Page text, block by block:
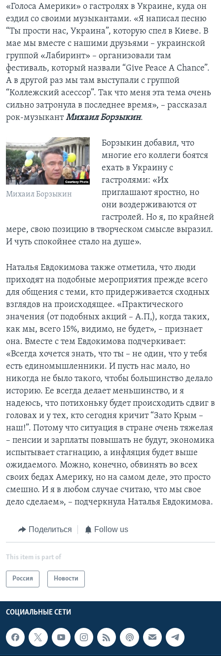
«Голоса Америки» о гастролях в Украине, куда он
ездил со своими музыкантами. «Я написал песню
“Ты прости нас, Украина”, которую спел в Киеве. В
мае мы вместе с нашими друзьями – украинской
группой «Лабиринт» – организовали там
фестиваль, который назвали “Give Peace A Chance”.
А в другой раз мы там выступали с группой
“Коллежский асессор”. Так что меня эта тема очень
сильно затронула в последнее время», – рассказал
рок-музыкантМихаил Борзыкин.
Михаил Борзыкин
Борзыкин добавил, что
многие его коллеги боятся
ехать в Украину с
гастролями: «Их
приглашают яростно, но
они воздерживаются от
гастролей. Но я, по крайней
мере, свою позицию в творческом смысле выразил.
И чуть спокойнее стало на душе».
Наталья Евдокимова также отметила, что люди
приходят на подобные мероприятия прежде всего
для общения с теми, кто придерживается сходных
взглядов на происходящее. «Практического
значения (от подобных акций – А.П,), когда таких,
как мы, всего 15%, видимо, не будет», – признает
она. Вместе с тем Евдокимова подчеркивает:
«Всегда хочется знать, что ты – не один, что у тебя
есть единомышленники. И пусть нас мало, но
никогда не было такого, чтобы большинство делало
историю. Ее всегда делает меньшинство, и я
надеюсь, что потихоньку будет происходить сдвиг в
головах и у тех, кто сегодня кричит “Зато Крым –
наш!”. Потому что ситуация в стране очень тяжелая
– пенсии и зарплаты повышать не будут, экономика
испытывает стагнацию, а инфляция будет выше
ожидаемого. Можно, конечно, обвинять во всех
своих бедах Америку, но на самом деле, это просто
смешно. И я в любом случае считаю, что мы свое
дело сделаем», – подчеркнула Наталья Евдокимова.
Поделиться Follow us
This item is part of
Россия Новости
СОЦИАЛЬНЫЕ СЕТИ